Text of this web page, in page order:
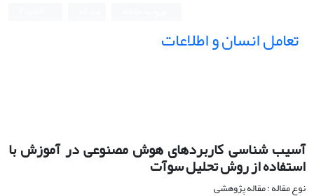
تعامل انسان و اطلاعات
آسیب شناسی کاربردهای هوش مصنوعی در آموزش با
استفاده از روش تحلیل سوآت
نوع مقاله : مقاله پژوهشی